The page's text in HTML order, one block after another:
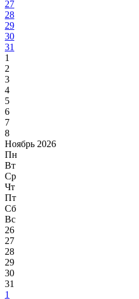
27
28
29
30
31
1
2
3
4
5
6
7
8
Ноябрь 2026
Пн
Вт
Ср
Чт
Пт
Сб
Вс
26
27
28
29
30
31
1